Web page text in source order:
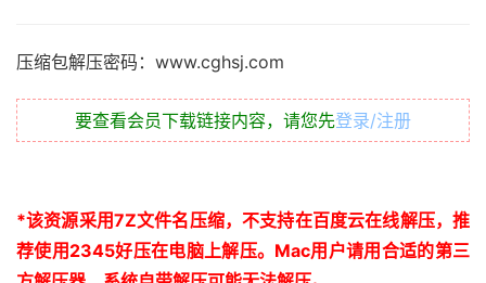
压缩包解压密码：www.cghsj.com
要查看会员下载链接内容，请您先登录/注册
*该资源采用7Z文件名压缩，不支持在百度云在线解压，推
荐使用2345好压在电脑上解压。 Mac用户请用合适的第三